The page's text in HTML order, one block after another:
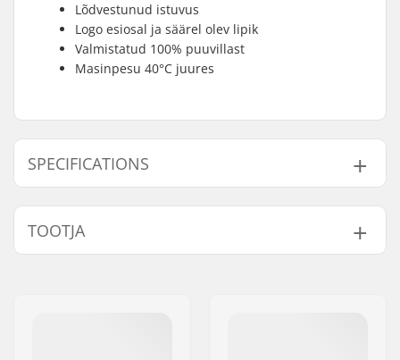
Lõdvestunud istuvus
Logo esiosal ja säärel olev lipik
Valmistatud 100% puuvillast
Masinpesu 40°C juures
SPECIFICATIONS
Sobib:
Regular Fit
Kael:
Varrukad:
Long Sleeve
TOOTJA